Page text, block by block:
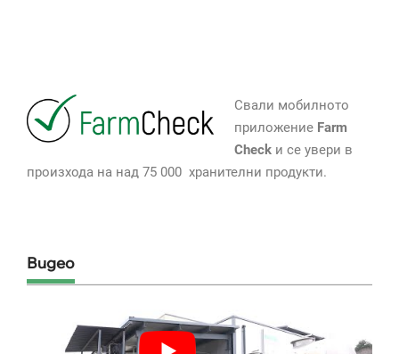
Свали мобилното
приложение Farm
Checkи се увери в
произхода на над 75 000 хранителни продукти.
Видео